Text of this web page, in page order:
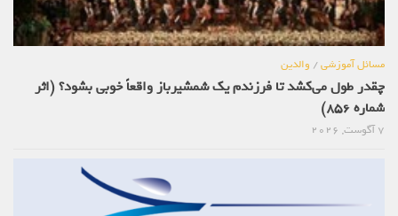
مسائل آموزشی/ والدین
چقدر طول می‌کشد تا فرزندم یک شمشیرباز واقعاً خوبی بشود؟ (اثر
شماره 856)
7 آگوست, 2026